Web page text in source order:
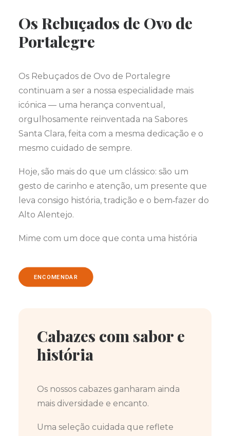
Os Rebuçados de Ovo de
Portalegre
Os Rebuçados de Ovo de Portalegre
continuam a ser a nossa especialidade mais
icónica — uma herança conventual,
orgulhosamente reinventada na Sabores
Santa Clara, feita com a mesma dedicação e o
mesmo cuidado de sempre.
Hoje, são mais do que um clássico: são um
gesto de carinho e atenção, um presente que
leva consigo história, tradição e o bem‑fazer do
Alto Alentejo.
Mime com um doce que conta uma história
ENCOMENDAR
Cabazes com sabor e
história
Os nossos cabazes ganharam ainda
mais diversidade e encanto.
Uma seleção cuidada que reflete